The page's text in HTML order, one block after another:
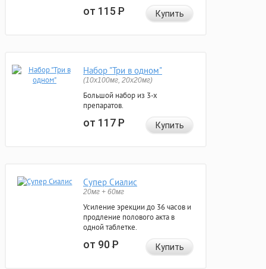
от 115Р Купить
Набор "Три в одном"
(10x100мг, 20x20мг)
Большой набор из 3-х
препаратов.
от 117Р Купить
Супер Сиалис
20мг + 60мг
Усиление эрекции до 36 часов и
продление полового акта в
одной таблетке.
от 90Р Купить